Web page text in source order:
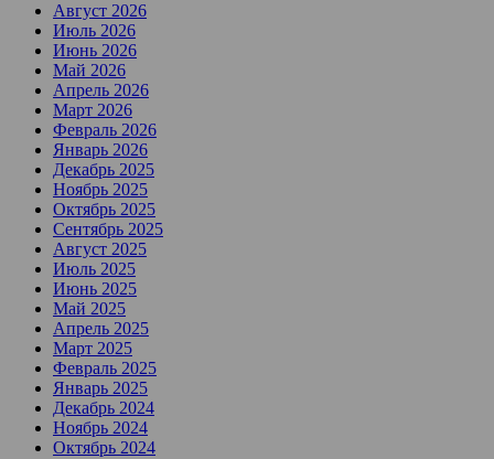
Август 2026
Июль 2026
Июнь 2026
Май 2026
Апрель 2026
Март 2026
Февраль 2026
Январь 2026
Декабрь 2025
Ноябрь 2025
Октябрь 2025
Сентябрь 2025
Август 2025
Июль 2025
Июнь 2025
Май 2025
Апрель 2025
Март 2025
Февраль 2025
Январь 2025
Декабрь 2024
Ноябрь 2024
Октябрь 2024